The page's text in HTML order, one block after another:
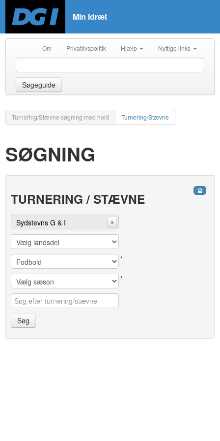
Min Idræt
Om Privatlivspolitik Hjælp Nyttige links
Søgeguide
Turnering/Stævne søgning med hold Turnering/Stævne
SØGNING
TURNERING / STÆVNE
Sydstevns G & I x
*
*